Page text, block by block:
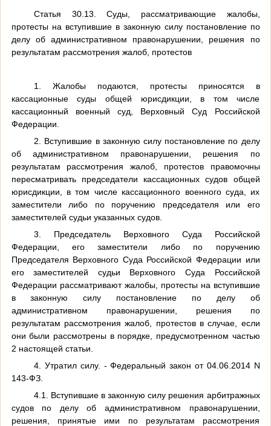
Статья 30.13. Суды, рассматривающие жалобы,
протесты на вступившие в законную силу постановление по
делу об административном правонарушении, решения по
результатам рассмотрения жалоб, протестов
1. Жалобы подаются, протесты приносятся в
кассационные суды общей юрисдикции, в том числе
кассационный военный суд, Верховный Суд Российской
Федерации.
2. Вступившие в законную силу постановление по делу
об административном правонарушении, решения по
результатам рассмотрения жалоб, протестов правомочны
пересматривать председатели кассационных судов общей
юрисдикции, в том числе кассационного военного суда, их
заместители либо по поручению председателя или его
заместителей судьи указанных судов.
3. Председатель Верховного Суда Российской
Федерации, его заместители либо по поручению
Председателя Верховного Суда Российской Федерации или
его заместителей судьи Верховного Суда Российской
Федерации рассматривают жалобы, протесты на вступившие
в законную силу постановление по делу об
административном правонарушении, решения по
результатам рассмотрения жалоб, протестов в случае, если
они были рассмотрены в порядке, предусмотренном частью
2 настоящей статьи.
4. Утратил силу. - Федеральный закон от 04.06.2014 N
143-ФЗ.
4.1. Вступившие в законную силу решения арбитражных
судов по делу об административном правонарушении,
решения, принятые ими по результатам рассмотрения